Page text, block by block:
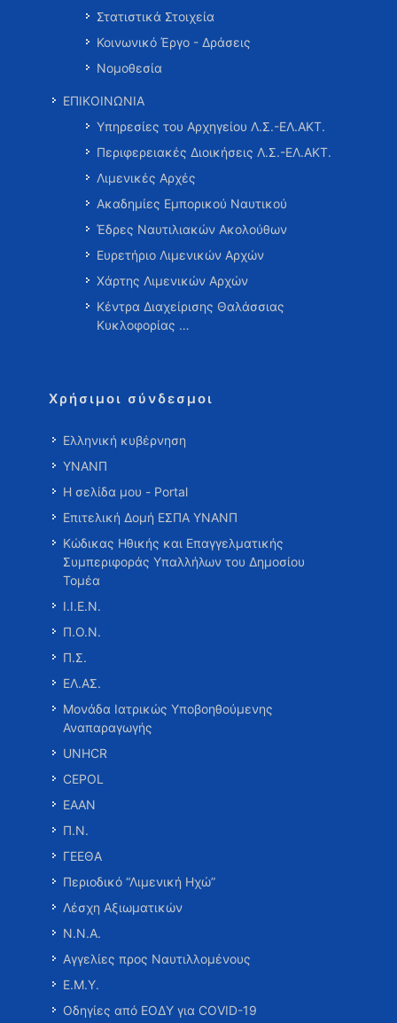
Στατιστικά Στοιχεία
Κοινωνικό Έργο - Δράσεις
Νομοθεσία
ΕΠΙΚΟΙΝΩΝΙΑ
Υπηρεσίες του Αρχηγείου Λ.Σ.-ΕΛ.ΑΚΤ.
Περιφερειακές Διοικήσεις Λ.Σ.-ΕΛ.ΑΚΤ.
Λιμενικές Αρχές
Ακαδημίες Εμπορικού Ναυτικού
Έδρες Ναυτιλιακών Ακολούθων
Ευρετήριο Λιμενικών Αρχών
Χάρτης Λιμενικών Αρχών
Κέντρα Διαχείρισης Θαλάσσιας
Κυκλοφορίας …
Χρήσιμοι σύνδεσμοι
Ελληνική κυβέρνηση
ΥΝΑΝΠ
Η σελίδα μου - Portal
Επιτελική Δομή ΕΣΠΑ ΥΝΑΝΠ
Κώδικας Ηθικής και Επαγγελματικής
Συμπεριφοράς Υπαλλήλων του Δημοσίου
Τομέα
Ι.Ι.Ε.Ν.
Π.Ο.Ν.
Π.Σ.
ΕΛ.ΑΣ.
Μονάδα Ιατρικώς Υποβοηθούμενης
Αναπαραγωγής
UNHCR
CEPOL
ΕΑΑΝ
Π.Ν.
ΓΕΕΘΑ
Περιοδικό “Λιμενική Ηχώ”
Λέσχη Αξιωματικών
Ν.Ν.Α.
Αγγελίες προς Ναυτιλλομένους
Ε.Μ.Υ.
Οδηγίες από ΕΟΔΥ για COVID-19